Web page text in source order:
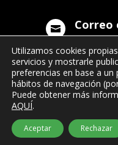
 Correo
-
Utilizamos cookies
servicios y mostrarle
preferencias en base a
hábitos de navegación
Puede obtener más
AQUÍ.
Aceptar Rechazar